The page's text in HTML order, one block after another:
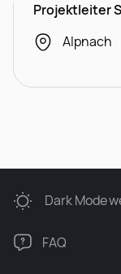
Projektleiter
Alpnach
Dark Mode
FAQ